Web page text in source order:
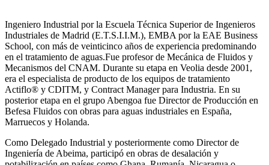
Ingeniero Industrial por la Escuela Técnica Superior de Ingenieros
Industriales de Madrid (E.T.S.I.I.M.), EMBA por la EAE Business
School, con más de veinticinco años de experiencia predominando
en el tratamiento de aguas.Fue profesor de Mecánica de Fluidos y
Mecanismos del CNAM. Durante su etapa en Veolia desde 2001,
era el especialista de producto de los equipos de tratamiento
Actiflo® y CDITM, y Contract Manager para Industria. En su
posterior etapa en el grupo Abengoa fue Director de Producción en
Befesa Fluidos con obras para aguas industriales en España,
Marruecos y Holanda.
Como Delegado Industrial y posteriormente como Director de
Ingeniería de Abeima, participó en obras de desalación y